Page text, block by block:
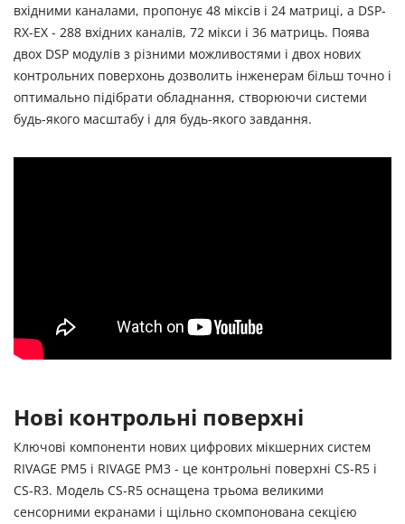
вхідними каналами, пропонує 48 міксів і 24 матриці, а DSP-
RX-EX - 288 вхідних каналів, 72 мікси і 36 матриць. Поява
двох DSP модулів з різними можливостями і двох нових
контрольних поверхонь дозволить інженерам більш точно і
оптимально підібрати обладнання, створюючи системи
будь-якого масштабу і для будь-якого завдання.
Нові контрольні поверхні
Ключові компоненти нових цифрових мікшерних систем
RIVAGE PM5 і RIVAGE PM3 - це контрольні поверхні CS-R5 і
CS-R3. Модель CS-R5 оснащена трьома великими
сенсорними екранами і щільно скомпонована секцією